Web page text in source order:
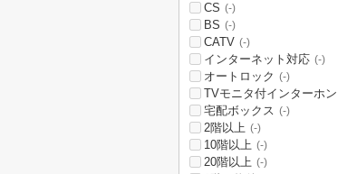
CS (-)
BS (-)
CATV (-)
インターネット対応 (-)
オートロック (-)
TVモニタ付インターホン
宅配ボックス (-)
2階以上 (-)
10階以上 (-)
20階以上 (-)